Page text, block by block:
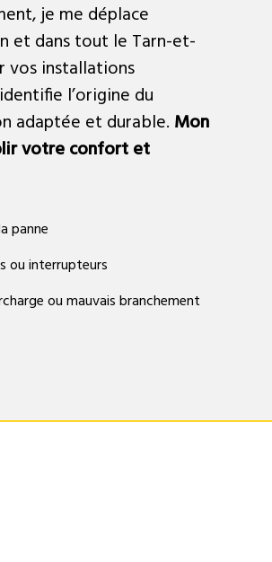
je me déplace
et dans tout le Tarn-et-
vos installations
l’origine du
adaptée et durable. Mon
votre confort et
panne
ou interrupteurs
ou mauvais branchement